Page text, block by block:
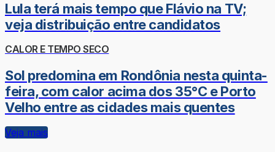
Lula terá mais tempo que Flávio na TV;
veja distribuição entre candidatos
CALOR E TEMPO SECO
Sol predomina em Rondônia nesta quinta-
feira, com calor acima dos 35°C e Porto
Velho entre as cidades mais quentes
Veja mais